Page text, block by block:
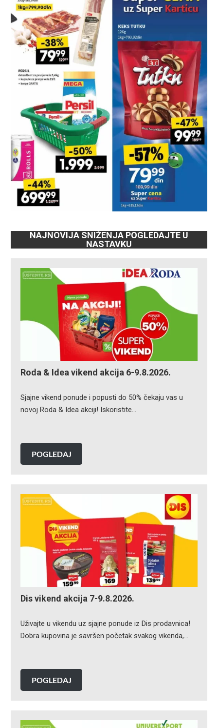
NAJNOVIJA SNIŽENJA POGLEDAJTE U
NASTAVKU
Roda & Idea vikend akcija 6-9.8.2026.
Sjajne vikend ponude i popusti do 50% čekaju vas u
novoj Roda & Idea akciji! Iskoristite…
POGLEDAJ
Dis vikend akcija 7-9.8.2026.
Uživajte u vikendu uz sjajne ponude iz Dis prodavnica!
Dobra kupovina je savršen početak svakog vikenda,…
POGLEDAJ